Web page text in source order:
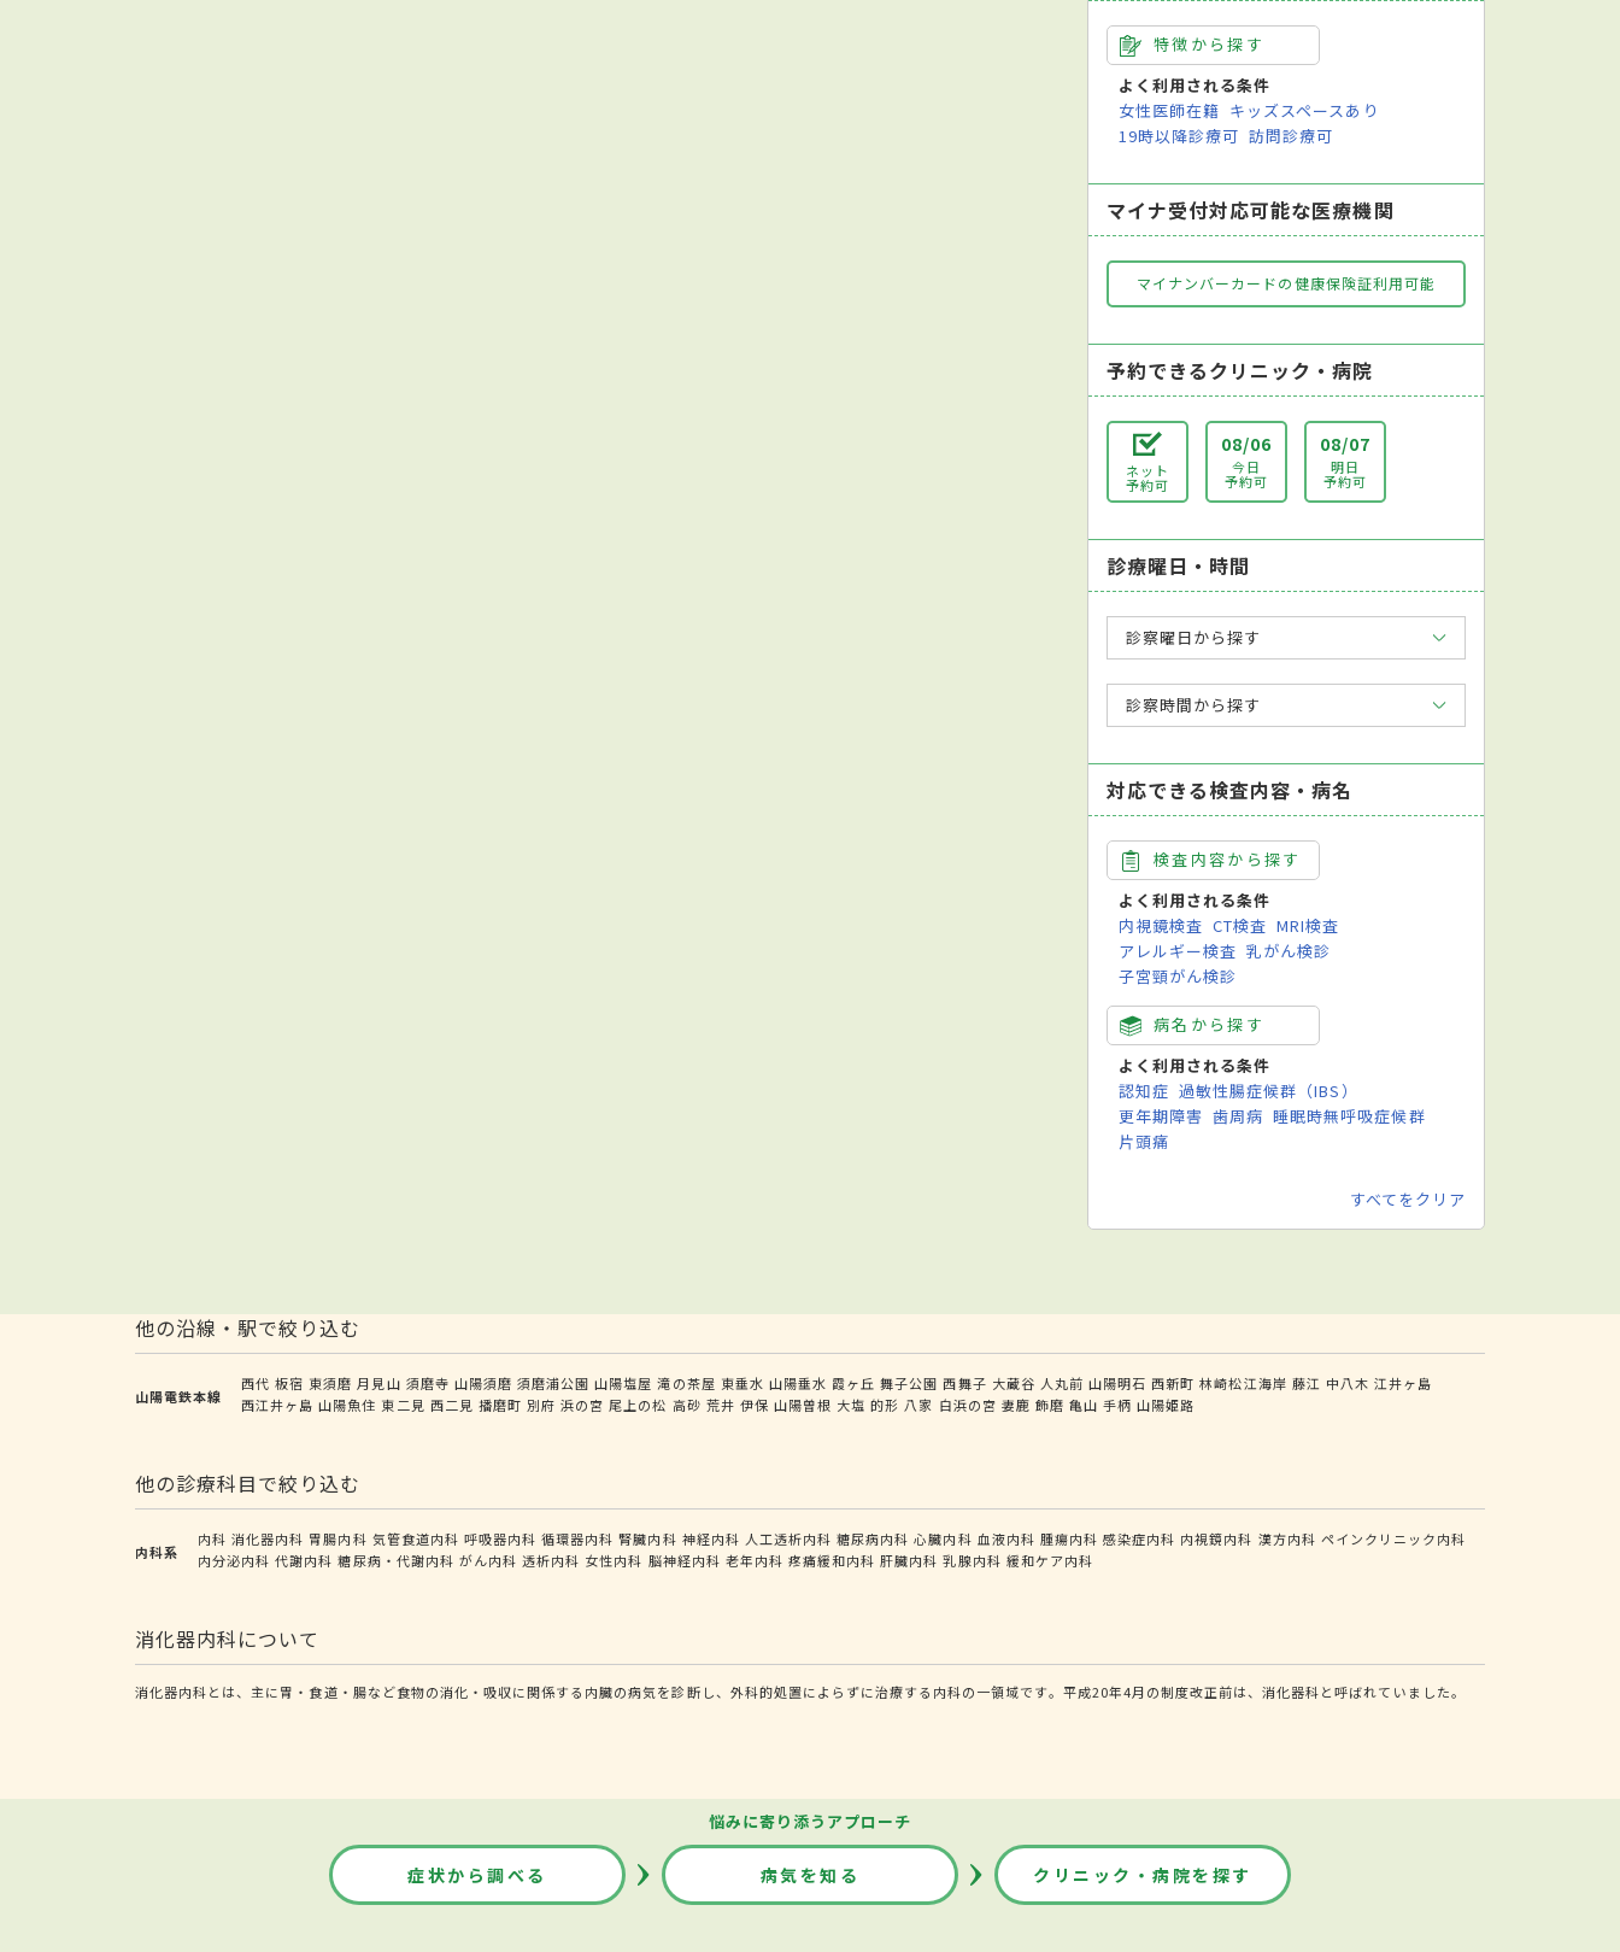
特徴から探す
よく利用される条件
女性医師在籍 キッズスペースあり
19時以降診療可 訪問診療可
マイナ受付対応可能な医療機関
マイナンバーカードの健康保険証利用可能
予約できるクリニック・病院
ネット
予約可
08/06
今日
予約可
08/07
明日
予約可
診療曜日・時間
診察曜日から探す
診察時間から探す
対応できる検査内容・病名
検査内容から探す
よく利用される条件
内視鏡検査 CT検査 MRI検査
アレルギー検査 乳がん検診
子宮頸がん検診
病名から探す
よく利用される条件
認知症 過敏性腸症候群（IBS）
更年期障害 歯周病 睡眠時無呼吸症候群
片頭痛
すべてをクリア
他の沿線・駅で絞り込む
山陽電鉄本線
西代 板宿 東須磨 月見山 須磨寺 山陽須磨 須磨浦公園 山陽塩屋 滝の茶屋 東垂水 山陽垂水 霞ヶ丘 舞子公園 西舞子 大蔵谷 人丸前 山陽明石 西新町 林崎松江海岸 藤江 中八木 江井ヶ島
西江井ヶ島 山陽魚住 東二見 西二見 播磨町 別府 浜の宮 尾上の松 高砂 荒井 伊保 山陽曽根 大塩 的形 八家 白浜の宮 妻鹿 飾磨 亀山 手柄 山陽姫路
他の診療科目で絞り込む
内科系
内科 消化器内科 胃腸内科 気管食道内科 呼吸器内科 循環器内科 腎臓内科 神経内科 人工透析内科 糖尿病内科 心臓内科 血液内科 腫瘍内科 感染症内科 内視鏡内科 漢方内科 ペインクリニック内科
内分泌内科 代謝内科 糖尿病・代謝内科 がん内科 透析内科 女性内科 脳神経内科 老年内科 疼痛緩和内科 肝臓内科 乳腺内科 緩和ケア内科
消化器内科について
消化器内科とは、主に胃・食道・腸など食物の消化・吸収に関係する内臓の病気を診断し、外科的処置によらずに治療する内科の一領域です。平成20年4月の制度改正前は、消化器科と呼ばれていました。
悩みに寄り添うアプローチ
症状から調べる 病気を知る クリニック・病院を探す